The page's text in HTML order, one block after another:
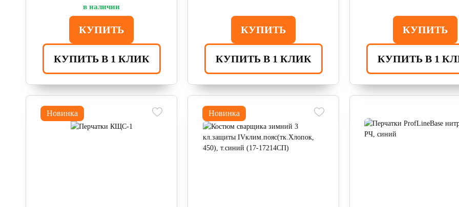
в наличии
КУПИТЬ
КУПИТЬ В 1 КЛИК
КУПИТЬ
КУПИТЬ В 1 КЛИК
КУПИТЬ
КУПИТЬ В 1
Новинка Новинка